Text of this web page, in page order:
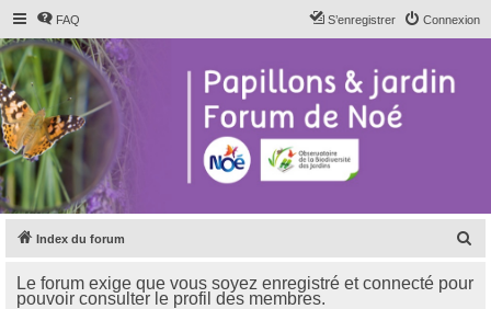
FAQ Connexion
S’enregistrer
Index du forum
Le forum exige que vous soyez enregistré et connecté pour
pouvoir consulter le profil des membres.